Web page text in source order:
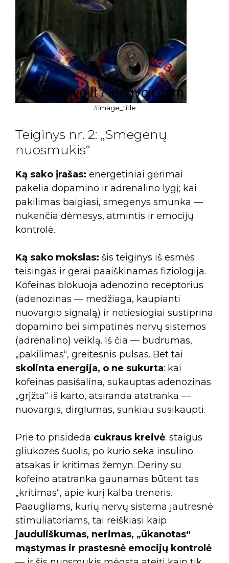
#image_title
Teiginys nr. 2: „Smegenų
nuosmukis“
Ką sako įrašas: energetiniai gėrimai
pakelia dopamino ir adrenalino lygį; kai
pakilimas baigiasi, smegenys smunka —
nukenčia dėmesys, atmintis ir emocijų
kontrolė.
Ką sako mokslas: šis teiginys iš esmės
teisingas ir gerai paaiškinamas fiziologija.
Kofeinas blokuoja adenozino receptorius
(adenozinas — medžiaga, kaupianti
nuovargio signalą) ir netiesiogiai sustiprina
dopamino bei simpatinės nervų sistemos
(adrenalino) veiklą. Iš čia — budrumas,
„pakilimas“, greitesnis pulsas. Bet tai
skolinta energija, o ne sukurta: kai
kofeinas pasišalina, sukauptas adenozinas
„grįžta“ iš karto, atsiranda atatranka —
nuovargis, dirglumas, sunkiau susikaupti.
Prie to prisideda cukraus kreivė: staigus
gliukozės šuolis, po kurio seka insulino
atsakas ir kritimas žemyn. Deriny su
kofeino atatranka gaunamas būtent tas
„kritimas“, apie kurį kalba treneris.
Paaugliams, kurių nervų sistema jautresnė
stimuliatoriams, tai reiškiasi kaip
jauduliškumas, nerimas, „ūkanotas“
mąstymas ir prastesnė emocijų kontrolė